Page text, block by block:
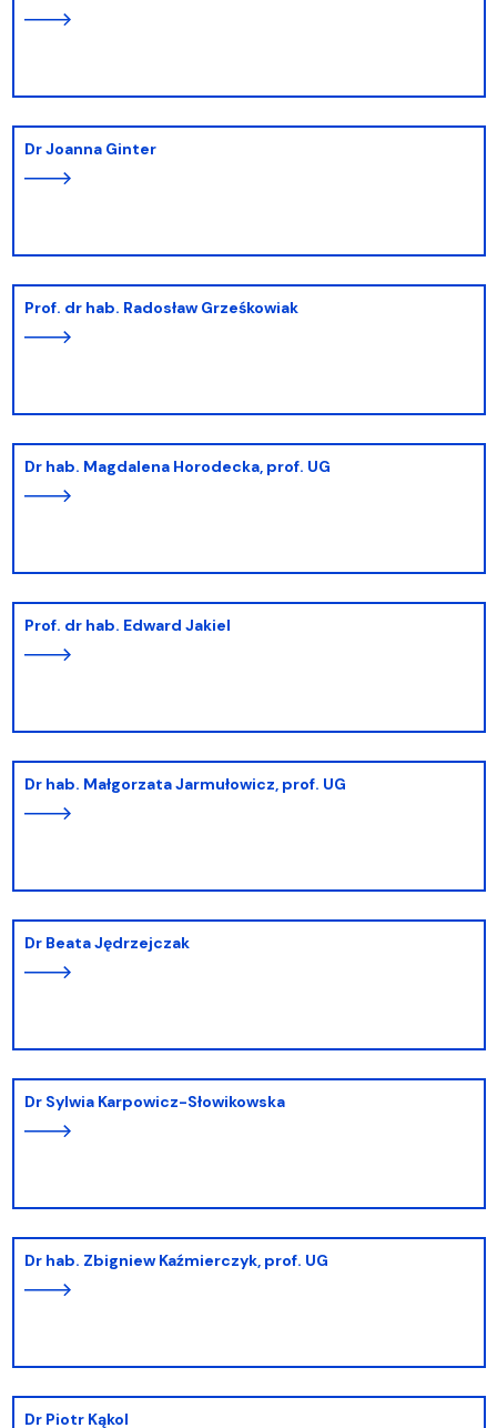
dr Joanna Ginter
prof. dr hab. Radosław Grześkowiak
dr hab. Magdalena Horodecka, prof. UG
prof. dr hab. Edward Jakiel
dr hab. Małgorzata Jarmułowicz, prof. UG
dr Beata Jędrzejczak
dr Sylwia Karpowicz-Słowikowska
dr hab. Zbigniew Kaźmierczyk, prof. UG
dr Piotr Kąkol